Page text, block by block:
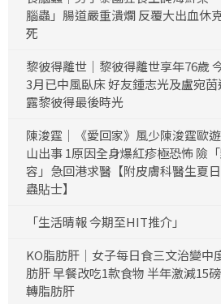
腦蟲」腸道嚴重潰爛 反覆大出血休
死
黎彼得離世｜黎彼得離世享年76歲
3月已中風臥床 好友鍾志光及盧宛茵
露黎彼得最後時光
陳浚霆｜《愛回家》風少陳浚霆歐
山出事 1原因全身爆紅疹極恐怖 險
容」急回港求醫【附皮膚科醫生夏
蟲貼士】
「生活晴報 今期至HIT推介」
KO脂肪肝｜女子每日食三文治變中
肪肝 早餐改吃1款食物 半年激減15
轉脂肪肝